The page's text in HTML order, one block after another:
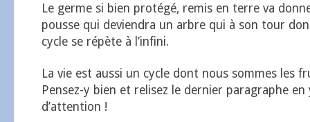
Le germe si bien protégé, remis en terre va
pousse qui deviendra un arbre qui à son tour
cycle se répète à l’infini.
La vie est aussi un cycle dont nous sommes les
Pensez-y bien et relisez le dernier paragraphe
d’attention !